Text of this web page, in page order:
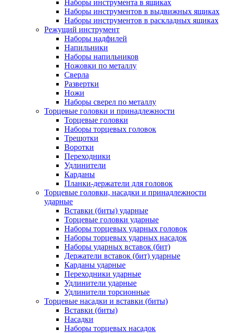
Наборы инструмента в ящиках
Наборы инструментов в выдвижных ящиках
Наборы инструментов в раскладных ящиках
Режущий инструмент
Наборы надфилей
Напильники
Наборы напильников
Ножовки по металлу
Сверла
Развертки
Ножи
Наборы сверел по металлу
Торцевые головки и принадлежности
Торцевые головки
Наборы торцевых головок
Трещотки
Воротки
Переходники
Удлинители
Карданы
Планки-держатели для головок
Торцевые головки, насадки и принадлежности
ударные
Вставки (биты) ударные
Торцевые головки ударные
Наборы торцевых ударных головок
Наборы торцевых ударных насадок
Наборы ударных вставок (бит)
Держатели вставок (бит) ударные
Карданы ударные
Переходники ударные
Удлинители ударные
Удлинители торсионные
Торцевые насадки и вставки (биты)
Вставки (биты)
Насадки
Наборы торцевых насадок